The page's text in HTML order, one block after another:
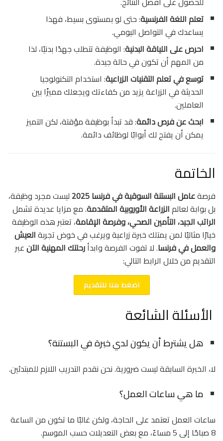
تعلم اللغة الفرنسية: حتى لو بمستوى بسيط، فهذا
يساعدك في التواصل اليومي.
احرص على اللياقة البدنية: الوظيفة تتطلب جهدًا بدنيًا، لذا
من المهم أن تكون في حالة جيدة.
توسع في تعلم التقنيات الزراعية: استخدام التكنولوجيا
الحديثة في الزراعة يزيد من كفاءتك ويجعلك مميزًا بين
العاملين.
ابحث عن فرص دائمة: قد تبدأ بوظيفة مؤقتة، لكن التميز
يمكن أن يفتح لك أبوابًا لوظائف دائمة.
الخاتمة
فرصةعامل البستنة السوقية في فرنسا 2025
ليست مجرد وظيفة،
بل بوابة لعالمالزراعة الأوروبية المتقدمة. مع مزايا عديدة تشمل
الراتب الجيد، التأمين الصحي، وفرصة الإقامة، تعتبر هذه الوظيفة
خيارًا مثاليًا لمن يمتلك خبرة زراعية ويرغب في خوض تجربةالعيش
والعمل في فرنسا. لا تفوت الفرصة وابدأرحلتك المهنية الآنعبر
التقديم من خلال الرابط التالي:
اضغط هنا للتقديم
الأسئلة الشائعة
هل يشترط أن يكون لدي خبرة في البستنة؟
لا، الخبرة السابقة ليست ضرورية. نحن نقدم التدريب اللازم للمبتدئين.
ما هي ساعات العمل؟
ساعات العمل تعتمد على الحاجة، ولكن غالبًا ما تكون من الساعة
8 صباحًا إلى 5 مساءً، مع بعض التعديلات حسب الموسم.